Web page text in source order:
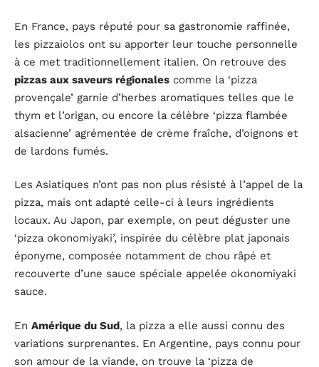
En France, pays réputé pour sa gastronomie raffinée,
les pizzaiolos ont su apporter leur touche personnelle
à ce met traditionnellement italien. On retrouve des
pizzas aux saveurs régionales comme la ‘pizza
provençale’ garnie d’herbes aromatiques telles que le
thym et l’origan, ou encore la célèbre ‘pizza flambée
alsacienne’ agrémentée de crème fraîche, d’oignons et
de lardons fumés.
Les Asiatiques n’ont pas non plus résisté à l’appel de la
pizza, mais ont adapté celle-ci à leurs ingrédients
locaux. Au Japon, par exemple, on peut déguster une
‘pizza okonomiyaki’, inspirée du célèbre plat japonais
éponyme, composée notamment de chou râpé et
recouverte d’une sauce spéciale appelée okonomiyaki
sauce.
En Amérique du Sud, la pizza a elle aussi connu des
variations surprenantes. En Argentine, pays connu pour
son amour de la viande, on trouve la ‘pizza de